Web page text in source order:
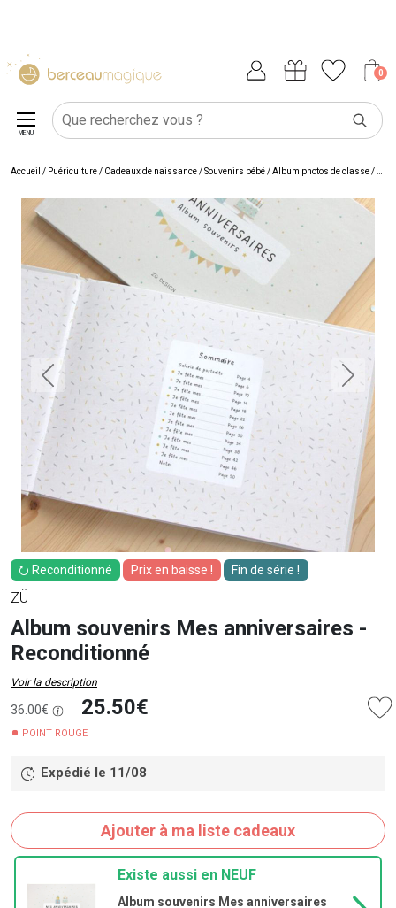
0
MENU
Accueil / Puériculture/ Cadeaux de naissance/Souvenirs bébé/Album photos de classe/
⭮ Reconditionné Prix en baisse ! Fin de série !
ZÜ
Album souvenirs Mes anniversaires -
Reconditionné
Voir la description
36.00€ 25.50€
POINT ROUGE
Expédié le 11/08
Ajouter à ma liste cadeaux
Existe aussi en NEUF
Album souvenirs Mes anniversaires